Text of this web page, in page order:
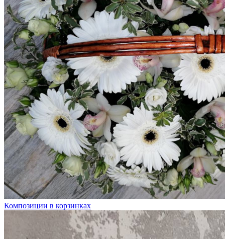
Композиции в корзинках